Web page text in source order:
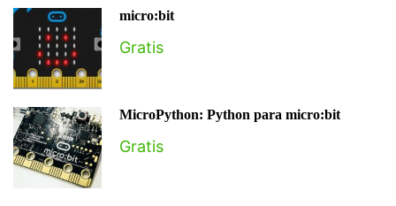
micro:bit
Gratis
MicroPython: Python para micro:bit
Gratis